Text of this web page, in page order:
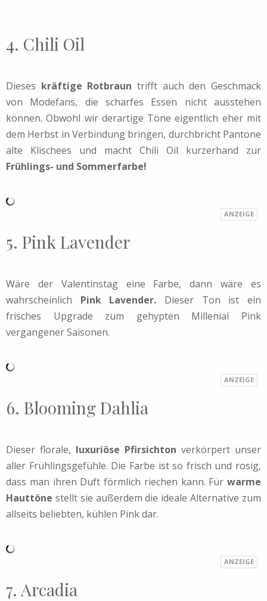
4. Chili Oil
Dieses kräftige Rotbraun trifft auch den Geschmack
von Modefans, die scharfes Essen nicht ausstehen
können. Obwohl wir derartige Töne eigentlich eher mit
dem Herbst in Verbindung bringen, durchbricht Pantone
alte Klischees und macht Chili Oil kurzerhand zur
Frühlings- und Sommerfarbe!
5. Pink Lavender
Wäre der Valentinstag eine Farbe, dann wäre es
wahrscheinlich Pink Lavender. Dieser Ton ist ein
frisches Upgrade zum gehypten Millenial Pink
vergangener Saisonen.
6. Blooming Dahlia
Dieser florale, luxuriöse Pfirsichton verkörpert unser
aller Frühlingsgefühle. Die Farbe ist so frisch und rosig,
dass man ihren Duft förmlich riechen kann. Für warme
Hauttöne stellt sie außerdem die ideale Alternative zum
allseits beliebten, kühlen Pink dar.
7. Arcadia